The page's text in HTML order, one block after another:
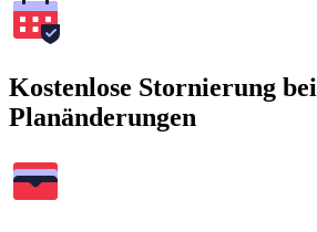
Kostenlose Stornierung bei
Planänderungen